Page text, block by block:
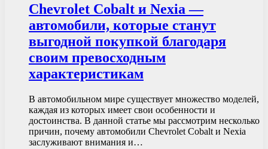
Chevrolet Cobalt и Nexia —
автомобили, которые станут
выгодной покупкой благодаря
своим превосходным
характеристикам
В автомобильном мире существует множество моделей,
каждая из которых имеет свои особенности и
достоинства. В данной статье мы рассмотрим несколько
причин, почему автомобили Chevrolet Cobalt и Nexia
заслуживают внимания и…